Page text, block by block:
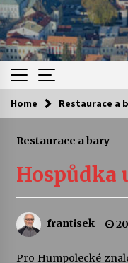
Kam za
Sukuba
4. 8.
kapkou
Home Restaurace a
Restaurace a bary
Hospůdka
frantisek
Pro Humpolecké